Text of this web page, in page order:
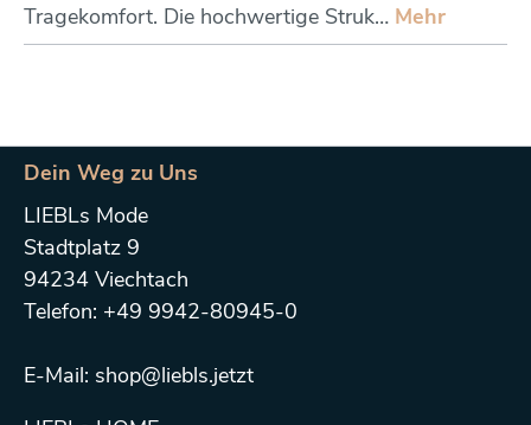
Tragekomfort. Die hochwertige Struk… Mehr
Dein Weg zu Uns
LIEBLs Mode
Stadtplatz 9
94234 Viechtach
Telefon: +49 9942-80945-0
E-Mail: shop@liebls.jetzt